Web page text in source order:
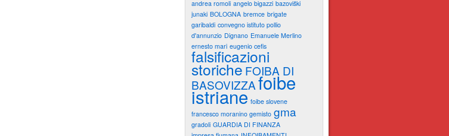
andrea romoli angelo bigazzi bazoviški
junaki BOLOGNA bremce brigate
garibaldi convegno istituto pollio
d'annunzio Dignano Emanuele Merlino
ernesto mari eugenio cefis
falsificazioni
storicheFOIBA DI
BASOVIZZAfoibe
istriane foibe slovene
francesco moranino gemisto gma
gradoli GUARDIA DI FINANZA